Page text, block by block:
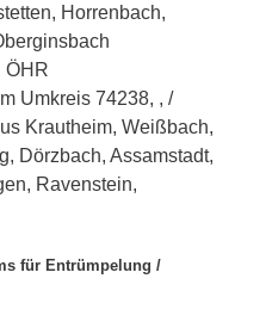
Horrenbach,
ÖHR
Umkreis 74238, , /
Krautheim, Weißbach,
Dörzbach, Assamstadt,
Ravenstein,
für Entrümpelung /